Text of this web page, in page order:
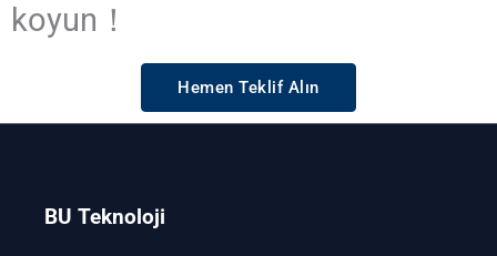
koyun！
Hemen Teklif Alın
BU Teknoloji